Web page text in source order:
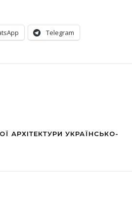
Telegram
УКРАЇНСЬКО-